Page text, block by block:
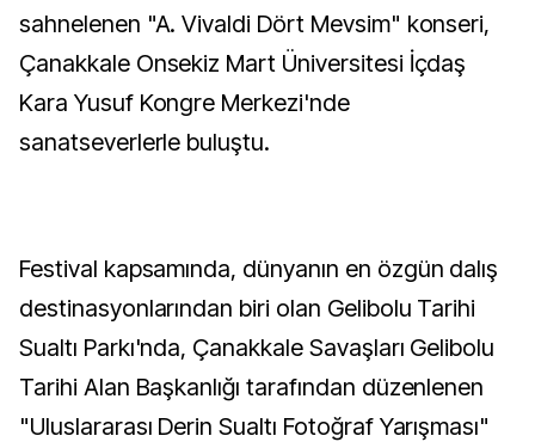
sahnelenen "A. Vivaldi Dört Mevsim" konseri,
Çanakkale Onsekiz Mart Üniversitesi İçdaş
Kara Yusuf Kongre Merkezi'nde
sanatseverlerle buluştu.
Festival kapsamında, dünyanın en özgün dalış
destinasyonlarından biri olan Gelibolu Tarihi
Sualtı Parkı'nda, Çanakkale Savaşları Gelibolu
Tarihi Alan Başkanlığı tarafından düzenlenen
"Uluslararası Derin Sualtı Fotoğraf Yarışması"